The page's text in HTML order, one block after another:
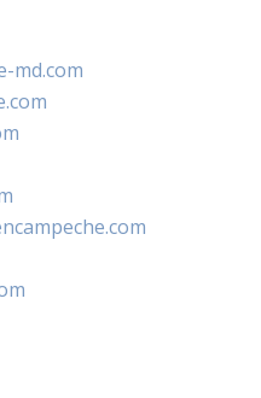
md.com